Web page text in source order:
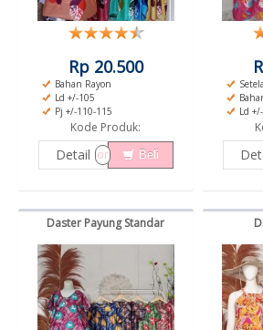
Rp 20.500
Bahan Rayon
Ld +/-105
Pj +/-110-115
Kode Produk:
Detail or Beli
Ld
Daster Payung Standar